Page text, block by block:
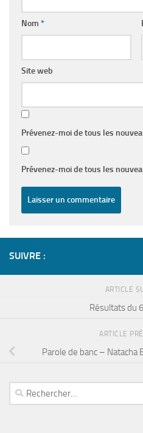
Nom *
Site web
Prévenez-moi de tous les
Prévenez-moi de tous les
SUIVRE :
ARTICLE
Résultats du
ARTICLE
Parole de banc – Natacha
Rechercher :